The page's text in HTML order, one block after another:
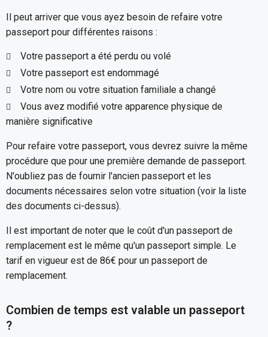
Il peut arriver que vous ayez besoin de refaire votre
passeport pour différentes raisons :
Votre passeport a été perdu ou volé
Votre passeport est endommagé
Votre nom ou votre situation familiale a changé
Vous avez modifié votre apparence physique de
manière significative
Pour refaire votre passeport, vous devrez suivre la même
procédure que pour une première demande de passeport.
N'oubliez pas de fournir l'ancien passeport et les
documents nécessaires selon votre situation (voir la liste
des documents ci-dessus).
Il est important de noter que le coût d'un passeport de
remplacement est le même qu'un passeport simple. Le
tarif en vigueur est de 86€ pour un passeport de
remplacement.
Combien de temps est valable un passeport
?